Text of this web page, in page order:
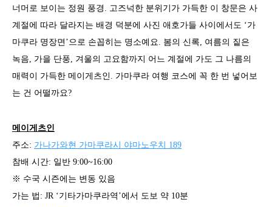
너머로 보이는 정원 풍경. 고즈넉한 분위기가 가득한 이 창문은 사
계절에 따라 달라지는 배경 덕분에 사진 애호가들 사이에서도 ‘가
마쿠라 명장면’으로 손꼽히는 명소예요. 봄의 신록, 여름의 짙은
녹음, 가을 단풍, 겨울의 고요함까지 어느 계절에 가도 그 나름의
매력이 가득한 메이게츠인. 가마쿠라 여행 코스에 꼭 한 번 넣어보
는 건 어떨까요?
메이게츠인
주소: 가나가와현 가마쿠라시 야마노우치 189
참배 시간: 일반 9:00~16:00
※ 수국 시즌에는 변동 있음
가는 법: JR ‘기타가마쿠라역’에서 도보 약 10분